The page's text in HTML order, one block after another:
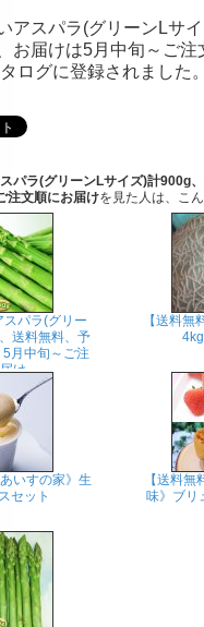
アスパラ(グリーンLサ
お届けは5月中旬～ご注
ログに登録されました。
パラ(グリーンLサイズ)計900g、
注文順にお届けを見た人は、こ
パラ(グリー
送料無料、予
月中旬～ご注
け
【送料無
いすの家》生
セット
【送料
味》ブリ